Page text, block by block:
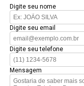
Digite seu nome
Digite seu email
Digite seu telefone
Mensagem